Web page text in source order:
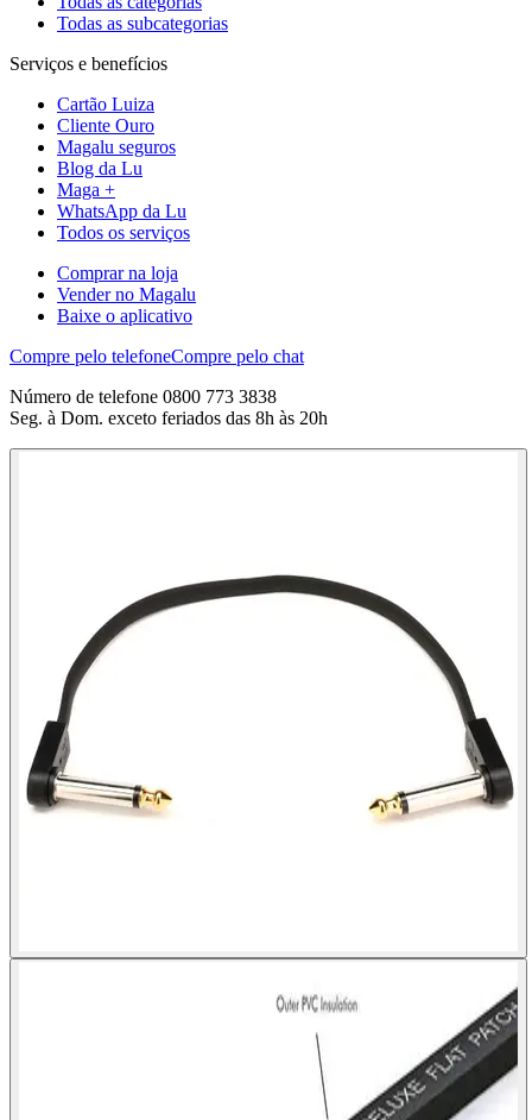
Todas as subcategorias
Serviços e benefícios
Cartão Luiza
Cliente Ouro
Magalu seguros
Blog da Lu
Maga +
WhatsApp da Lu
Todos os serviços
Comprar na loja
Vender no Magalu
Baixe o aplicativo
Compre pelo telefoneCompre pelo chat
Número de telefone 0800 773 3838
Seg. à Dom. exceto feriados das 8h às 20h